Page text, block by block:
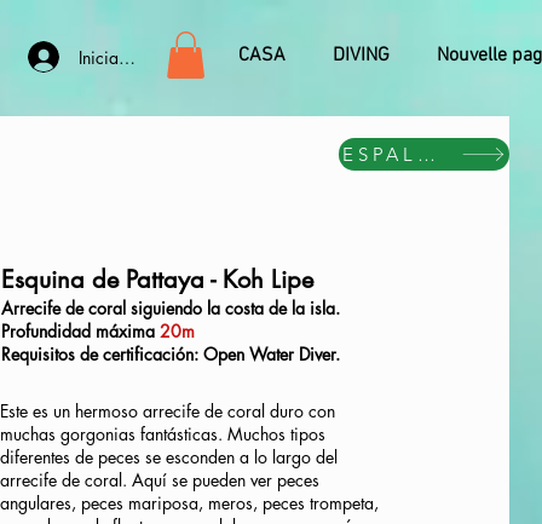
Iniciar sesión CASA DIVING Nouvelle
ESPALDA
Esquina de Pattaya - Koh Lipe
Arrecife de coral siguiendo la costa de la isla.
Profundidad máxima 20m
Requisitos de certificación: Open Water Diver.
Este es un hermoso arrecife de coral duro con
muchas gorgonias fantásticas. Muchos tipos
diferentes de peces se esconden a lo largo del
arrecife de coral. Aquí se pueden ver peces
angulares, peces mariposa, meros, peces trompeta,